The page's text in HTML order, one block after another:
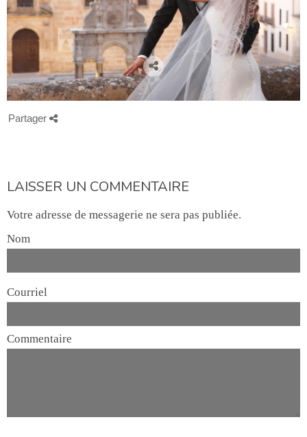
Partager
LAISSER UN COMMENTAIRE
Votre adresse de messagerie ne sera pas publiée.
Nom
Courriel
Commentaire